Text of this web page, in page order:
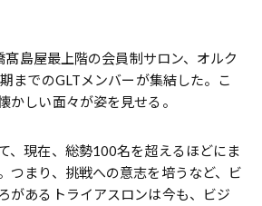
島屋最上階の会員制サロン、オルク
までのGLTメンバーが集結した。こ
かしい面々が姿を見せる。
、現在、総勢100名を超えるほどにま
つまり、挑戦への意志を培うなど、ビ
があるトライアスロンは今も、ビジ